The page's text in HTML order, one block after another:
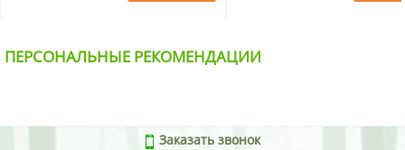
ПЕРСОНАЛЬНЫЕ РЕКОМЕНДАЦИИ
Заказать звонок